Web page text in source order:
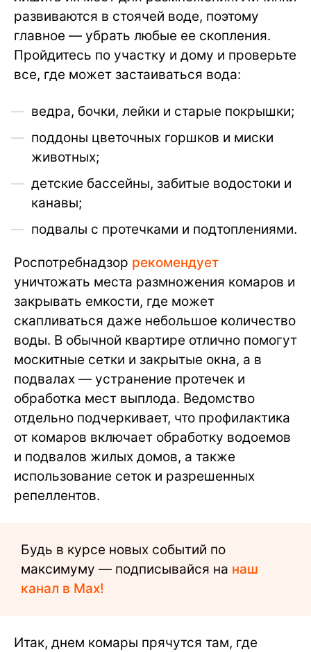
развиваются в стоячей воде, поэтому
главное — убрать любые ее скопления.
Пройдитесь по участку и дому и проверьте
все, где может застаиваться вода:
ведра, бочки, лейки и старые покрышки;
поддоны цветочных горшков и миски
животных;
детские бассейны, забитые водостоки и
канавы;
подвалы с протечками и подтоплениями.
Роспотребнадзор рекомендует
уничтожать места размножения комаров и
закрывать емкости, где может
скапливаться даже небольшое количество
воды. В обычной квартире отлично помогут
москитные сетки и закрытые окна, а в
подвалах — устранение протечек и
обработка мест выплода. Ведомство
отдельно подчеркивает, что профилактика
от комаров включает обработку водоемов
и подвалов жилых домов, а также
использование сеток и разрешенных
репеллентов.
Будь в курсе новых событий по
максимуму — подписывайся на наш
канал в Max!
Итак, днем комары прячутся там, где